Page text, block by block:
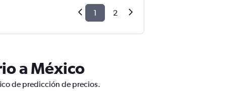
1 2
a México
de predicción de precios.